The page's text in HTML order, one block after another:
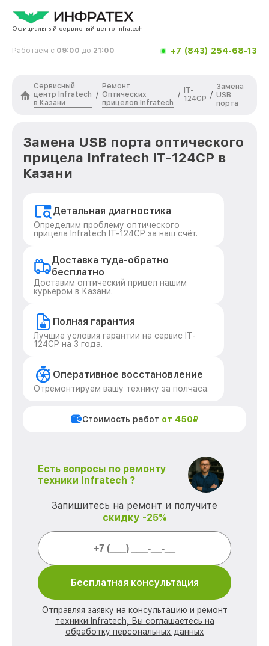
Официальный сервисный центр Infratech
Работаем с 09:00 до 21:00 +7 (843) 254-68-13
Сервисный
центр Infratech
в Казани
/
Ремонт
Оптических
прицелов Infratech
/
IT-
124CP /
Замена
USB
порта
Замена USB порта оптического
прицела Infratech IT-124CP в
Казани
Детальная диагностика
Определим проблему оптического
прицела Infratech IT-124CP за наш счёт.
Доставка туда-обратно
бесплатно
Доставим оптический прицел нашим
курьером в Казани.
Полная гарантия
Лучшие условия гарантии на сервис IT-
124CP на 3 года.
Оперативное восстановление
Отремонтируем вашу технику за полчаса.
Стоимость работ от 450₽
Есть вопросы по ремонту
техники Infratech ?
Запишитесь на ремонт и получите
скидку -25%
Бесплатная консультация
Отправляя заявку на консультацию и ремонт
техники Infratech, Вы соглашаетесь на
обработку персональных данных